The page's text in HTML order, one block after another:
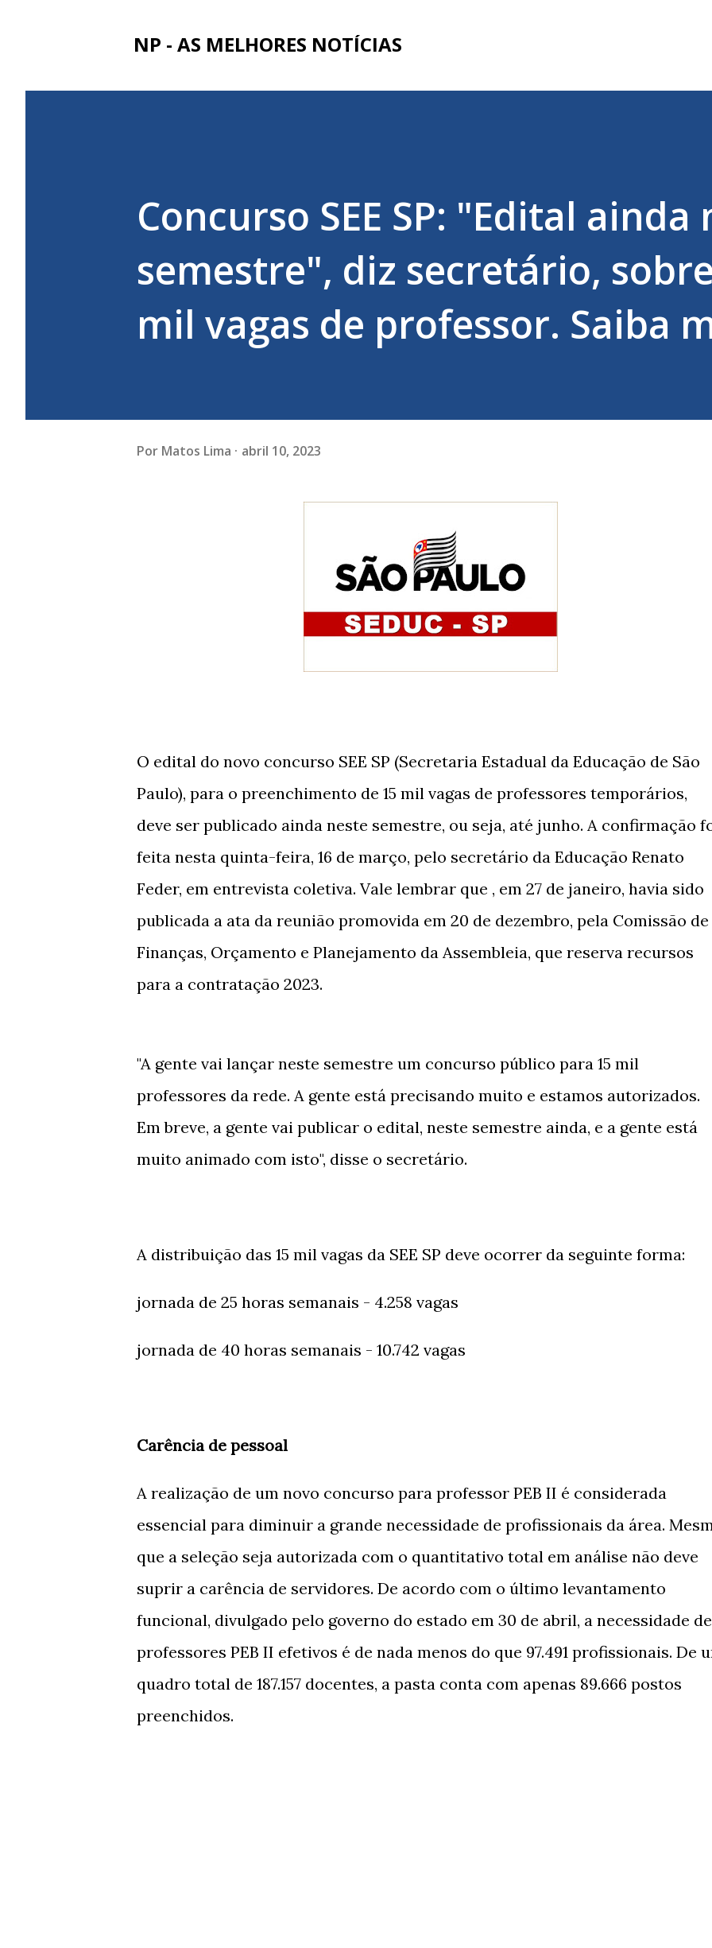
NP - AS MELHORES NOTÍCIAS
Concurso SEE SP: "Edital ainda
semestre", diz secretário,
mil vagas de professor. Saiba
Por Matos Lima abril 10, 2023
O edital do novo concurso SEE SP (Secretaria Estadual da Educação de São
Paulo), para o preenchimento de 15 mil vagas de professores temporários,
deve ser publicado ainda neste semestre, ou seja, até junho. A confirmação
feita nesta quinta-feira, 16 de março, pelo secretário da Educação Renato
Feder, em entrevista coletiva. Vale lembrar que , em 27 de janeiro, havia sido
publicada a ata da reunião promovida em 20 de dezembro, pela Comissão de
Finanças, Orçamento e Planejamento da Assembleia, que reserva recursos
para a contratação 2023.
"A gente vai lançar neste semestre um concurso público para 15 mil
professores da rede. A gente está precisando muito e estamos autorizados.
Em breve, a gente vai publicar o edital, neste semestre ainda, e a gente está
muito animado com isto", disse o secretário.
A distribuição das 15 mil vagas da SEE SP deve ocorrer da seguinte forma:
jornada de 25 horas semanais - 4.258 vagas
jornada de 40 horas semanais - 10.742 vagas
Carência de pessoal
A realização de um novo concurso para professor PEB II é considerada
essencial para diminuir a grande necessidade de profissionais da área.
que a seleção seja autorizada com o quantitativo total em análise não deve
suprir a carência de servidores. De acordo com o último levantamento
funcional, divulgado pelo governo do estado em 30 de abril, a necessidade de
professores PEB II efetivos é de nada menos do que 97.491 profissionais. De
quadro total de 187.157 docentes, a pasta conta com apenas 89.666 postos
preenchidos.